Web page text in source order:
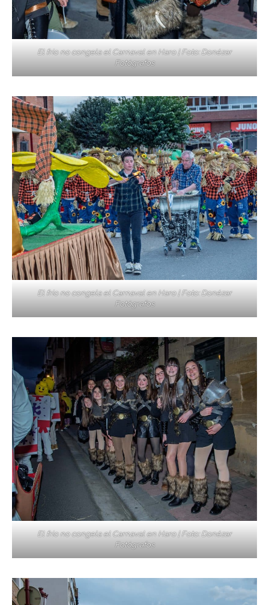
El frío no congela el Carnaval en Haro | Foto: Donézar
Fotógrafos
El frío no congela el Carnaval en Haro | Foto: Donézar
Fotógrafos
El frío no congela el Carnaval en Haro | Foto: Donézar
Fotógrafos